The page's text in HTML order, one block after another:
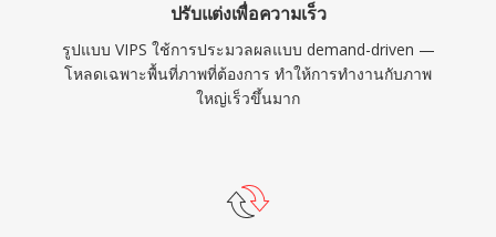
ปรับแต่งเพื่อความเร็ว
รูปแบบ VIPS ใช้การประมวลผลแบบ demand-driven —
โหลดเฉพาะพื้นที่ภาพที่ต้องการ ทำให้การทำงานกับภาพ
ใหญ่เร็วขึ้นมาก